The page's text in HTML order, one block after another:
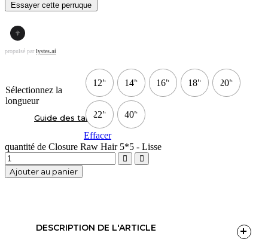
Essayer cette perruque
propulsé par lystes.ai
Sélectionnez la
longueur
Guide des tailles
12" 14" 16" 18" 20"
22" 40"
Effacer
quantité de Closure Raw Hair 5*5 - Lisse
Ajouter au panier
DESCRIPTION DE L'ARTICLE